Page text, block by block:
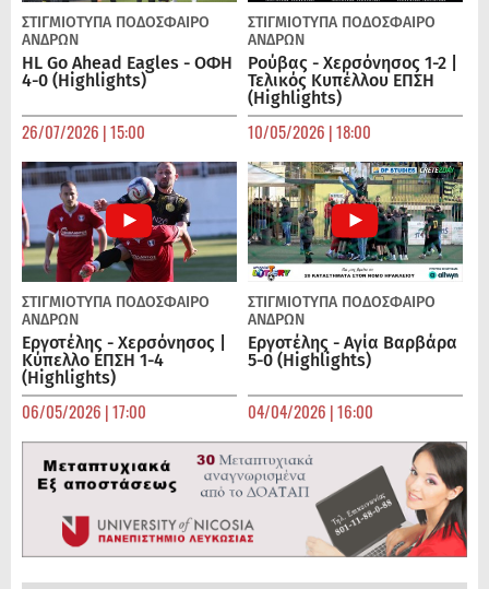
ΣΤΙΓΜΙΟΤΥΠΑ ΠΟΔΌΣΦΑΙΡΟ
ΑΝΔΡΏΝ
HL Go Ahead Eagles - ΟΦΗ
4-0 (Highlights)
26/07/2026 | 15:00
ΣΤΙΓΜΙΟΤΥΠΑ ΠΟΔΌΣΦΑΙΡΟ
ΑΝΔΡΏΝ
Ρούβας - Χερσόνησος 1-2 |
Τελικός Κυπέλλου ΕΠΣΗ
(Highlights)
10/05/2026 | 18:00
ΣΤΙΓΜΙΟΤΥΠΑ ΠΟΔΌΣΦΑΙΡΟ
ΑΝΔΡΏΝ
Εργοτέλης - Χερσόνησος |
Κύπελλο ΕΠΣΗ 1-4
(Highlights)
06/05/2026 | 17:00
ΣΤΙΓΜΙΟΤΥΠΑ ΠΟΔΌΣΦΑΙΡΟ
ΑΝΔΡΏΝ
Εργοτέλης - Αγία Βαρβάρα
5-0 (Highlights)
04/04/2026 | 16:00